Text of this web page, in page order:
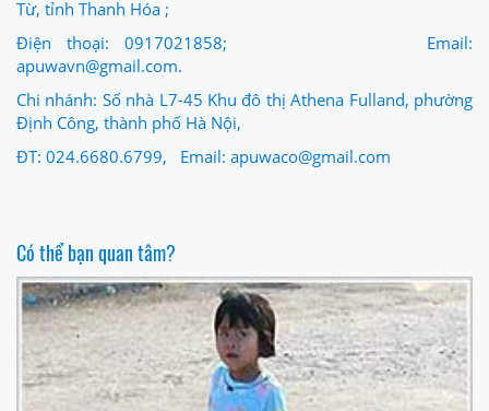
Từ, tỉnh Thanh Hóa ;
Điện thoại: 0917021858; Email:
apuwavn@gmail.com.
Chi nhánh: Số nhà L7-45 Khu đô thị Athena Fulland, phường
Định Công, thành phố Hà Nội,
ĐT: 024.6680.6799, Email: apuwaco@gmail.com
Có thể bạn quan tâm?